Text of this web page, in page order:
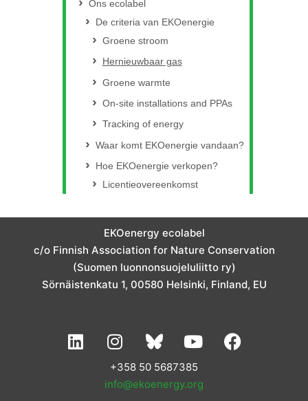
Ons ecolabel
De criteria van EKOenergie
Groene stroom
Hernieuwbaar gas
Groene warmte
On-site installations and PPAs
Tracking of energy
Waar komt EKOenergie vandaan?
Hoe EKOenergie verkopen?
Licentieovereenkomst
EKOenergy ecolabel
c/o Finnish Association for Nature Conservation
(Suomen luonnonsuojeluliitto ry)
Sörnäistenkatu 1, 00580 Helsinki, Finland, EU
L
i
I
n
s
t
Y
o
u
t
F
a
+358 50 5687385
info@ekoenergy.org